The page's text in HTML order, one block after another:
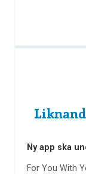
Ny app ska
For You With